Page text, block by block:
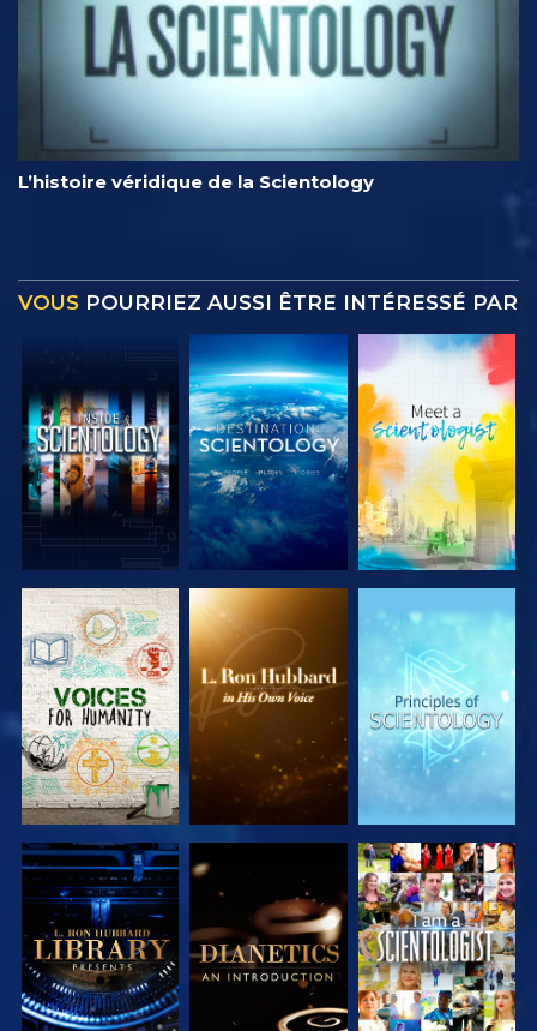
L’histoire véridique de la Scientology
VOUS POURRIEZ AUSSI ÊTRE INTÉRESSÉ PAR
DÉCOUVRIR
LES SÉRIES
DÉCOUVRIR
LES SÉRIES
DÉCOUVRIR
LES SÉRIES
DÉCOUVRIR
LES SÉRIES
DÉCOUVRIR
LES SÉRIES
REGARDER